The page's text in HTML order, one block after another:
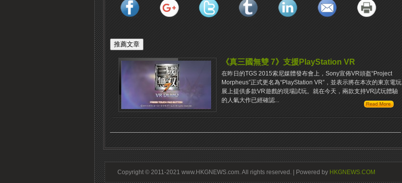
《真三國無雙 7》支援PlayStation VR
在昨日的TGS 2015索尼媒體發布會上，Sony宣佈VR頭盔“Project
Morpheus”正式更名為“PlayStation VR”，並表示將在本次的東京電玩
展上提供多款VR遊戲的現場試玩。就在今天，兩款支持VR試玩體驗
的人氣大作已經確認​​...
Copyright © 2011-2021 www.HKGNEWS.com. All rights reserved. | Powered by HKGNEWS.COM